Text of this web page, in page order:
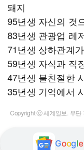
돼지
95년생 자신의 것
83년생 관광업 레
71년생 상하관계
59년생 자식과 직
47년생 불친절한
35년생 기억에서
Copyright ⓒ 세계일보. 무단
Google